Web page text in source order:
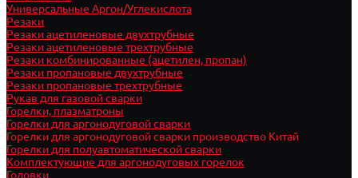
Универсальные Аргон/Углекислота
Резаки
Резаки ацетиленовые двухтрубные
Резаки ацетиленовые трехтрубные
Резаки комбинированные (ацетилен, пропан)
Резаки пропановые двухтрубные
Резаки пропановые трехтрубные
Рукав для газовой сварки
Горелки, плазматроны
Горелки для аргонодуговой сварки
Горелки для аргонодуговой сварки производство Китай
Горелки для полуавтоматической сварки
Комплектующие для аргонодуговых горелок
Головки